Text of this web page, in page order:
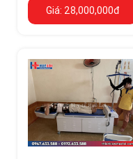
4 khúc, tải trọng 230
kg
Giá: 28,000,000đ